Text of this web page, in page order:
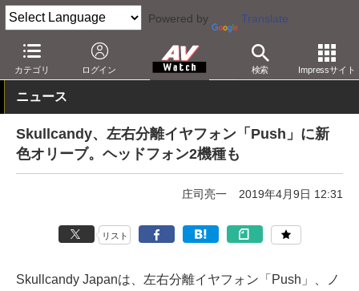
Powered by Translate
カテゴリ ログイン 検索 Impressサイト
AV Watch 製品 ヘッドフォン その他
ニュース
Skullcandy、左右分離イヤフォン「Push」に新
色オリーブ。ヘッドフォン2機種も
庄司亮一 2019年4月9日 12:31
リスト
Skullcandy Japanは、左右分離イヤフォン「Push」、ノ